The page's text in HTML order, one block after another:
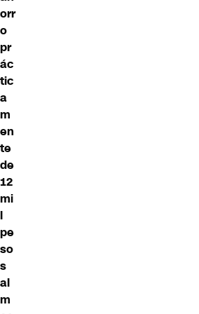
orr
o
pr
ác
tic
a
m
en
te
de
12
mi
l
pe
so
s
al
m